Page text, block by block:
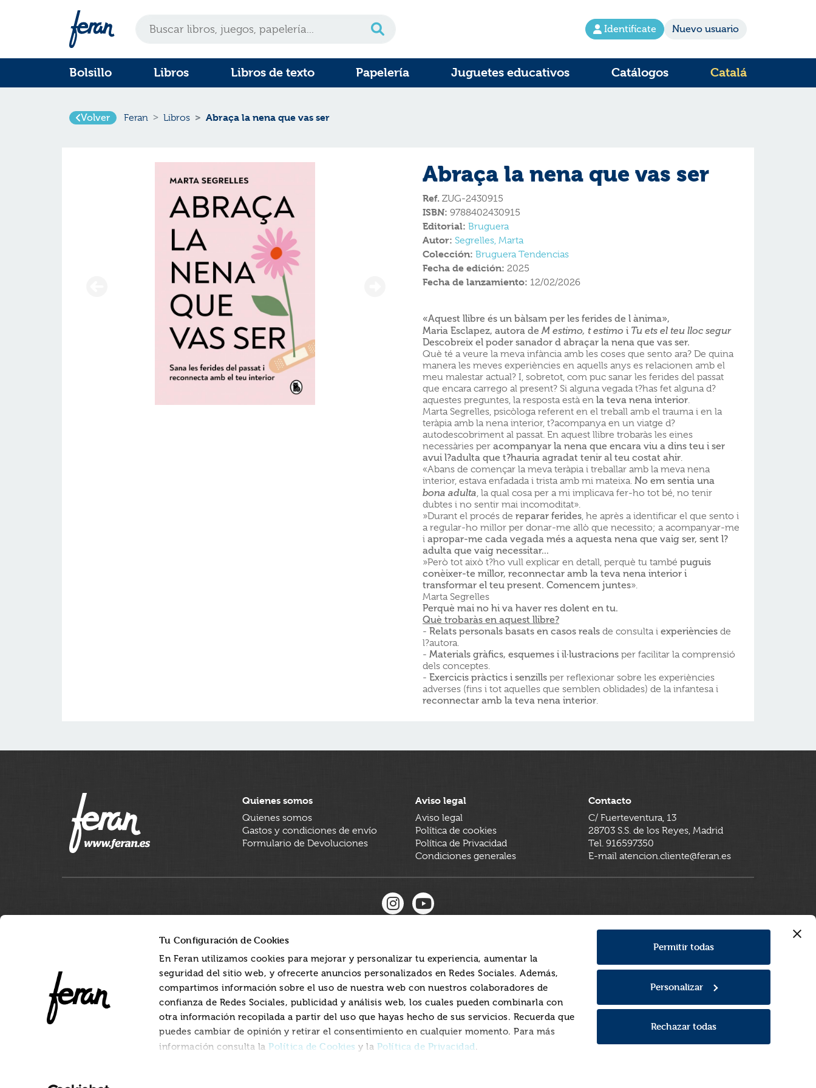
Tu Configuración de Cookies
En Feran utilizamos cookies para mejorar y personalizar tu experiencia, aumentar la
seguridad del sitio web, y ofrecerte anuncios personalizados en Redes Sociales. Además,
compartimos información sobre el uso de nuestra web con nuestros colaboradores de
confianza de Redes Sociales, publicidad y análisis web, los cuales pueden combinarla con
otra información recopilada a partir del uso que hayas hecho de sus servicios. Recuerda que
puedes cambiar de opinión y retirar el consentimiento en cualquier momento. Para más
información consulta laPolítica de Cookies y la Política de Privacidad.
Permitir todas
Personalizar
Rechazar todas
Identifícate Nuevo usuario
Bolsillo Libros Libros de texto Papelería Juguetes educativos Catálogos Catalá
Volver Feran Libros Abraça la nena que vas ser
Abraça la nena que vas ser
Ref. ZUG-2430915
ISBN: 9788402430915
Editorial: Bruguera
Autor: Segrelles, Marta
Colección: Bruguera Tendencias
Fecha de edición: 2025
Fecha de lanzamiento: 12/02/2026
«Aquest llibre és un bàlsam per les ferides de l ànima»,
Maria Esclapez, autora de M estimo, t estimo i Tu ets el teu lloc segur
Descobreix el poder sanador d abraçar la nena que vas ser.
Què té a veure la meva infància amb les coses que sento ara? De quina
manera les meves experiències en aquells anys es relacionen amb el
meu malestar actual? I, sobretot, com puc sanar les ferides del passat
que encara carrego al present? Si alguna vegada t?has fet alguna d?
aquestes preguntes, la resposta està en la teva nena interior.
Marta Segrelles, psicòloga referent en el treball amb el trauma i en la
teràpia amb la nena interior, t?acompanya en un viatge d?
autodescobriment al passat. En aquest llibre trobaràs les eines
necessàries per acompanyar la nena que encara viu a dins teu i ser
avui l?adulta que t?hauria agradat tenir al teu costat ahir.
«Abans de començar la meva teràpia i treballar amb la meva nena
interior, estava enfadada i trista amb mi mateixa. No em sentia una
bona adulta, la qual cosa per a mi implicava fer-ho tot bé, no tenir
dubtes i no sentir mai incomoditat».
»Durant el procés de reparar ferides, he après a identificar el que sento i
a regular-ho millor per donar-me allò que necessito; a acompanyar-me
i apropar-me cada vegada més a aquesta nena que vaig ser, sent l?
adulta que vaig necessitar...
»Però tot això t?ho vull explicar en detall, perquè tu també puguis
conèixer-te millor, reconnectar amb la teva nena interior i
transformar el teu present. Comencem juntes».
Marta Segrelles
Perquè mai no hi va haver res dolent en tu.
Què trobaràs en aquest llibre?
- Relats personals basats en casos reals de consulta i experiències de
l?autora.
- Materials gràfics, esquemes i il·lustracions per facilitar la comprensió
dels conceptes.
- Exercicis pràctics i senzills per reflexionar sobre les experiències
adverses (fins i tot aquelles que semblen oblidades) de la infantesa i
reconnectar amb la teva nena interior.
Quienes somos
Quienes somos
Gastos y condiciones de envío
Formulario de Devoluciones
Aviso legal
Aviso legal
Política de cookies
Política de Privacidad
Condiciones generales
Contacto
C/ Fuerteventura, 13
28703 S.S. de los Reyes, Madrid
Tel. 916597350
E-mail atencion.cliente@feran.es